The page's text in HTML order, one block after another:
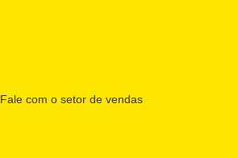
Fale com o setor de vendas